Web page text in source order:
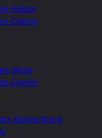
Interior
Exterior
Motor
Exterior
Spuma Activa